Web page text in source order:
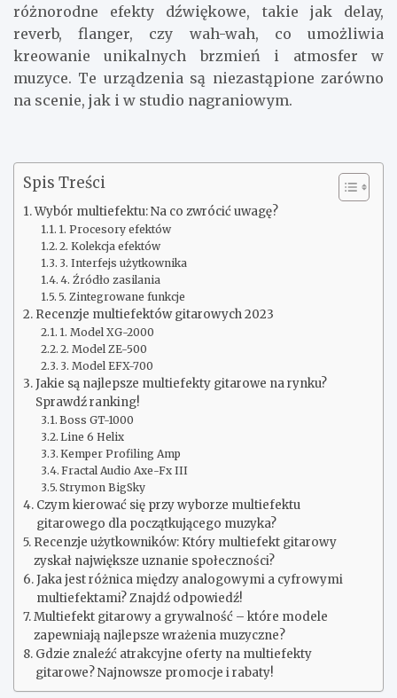
różnorodne efekty dźwiękowe, takie jak delay,
reverb, flanger, czy wah-wah, co umożliwia
kreowanie unikalnych brzmień i atmosfer w
muzyce. Te urządzenia są niezastąpione zarówno
na scenie, jak i w studio nagraniowym.
Spis Treści
Wybór multiefektu: Na co zwrócić uwagę?
1. Procesory efektów
2. Kolekcja efektów
3. Interfejs użytkownika
4. Źródło zasilania
5. Zintegrowane funkcje
Recenzje multiefektów gitarowych 2023
1. Model XG-2000
2. Model ZE-500
3. Model EFX-700
Jakie są najlepsze multiefekty gitarowe na rynku?
Sprawdź ranking!
Boss GT-1000
Line 6 Helix
Kemper Profiling Amp
Fractal Audio Axe-Fx III
Strymon BigSky
Czym kierować się przy wyborze multiefektu
gitarowego dla początkującego muzyka?
Recenzje użytkowników: Który multiefekt gitarowy
zyskał największe uznanie społeczności?
Jaka jest różnica między analogowymi a cyfrowymi
multiefektami? Znajdź odpowiedź!
Multiefekt gitarowy a grywalność – które modele
zapewniają najlepsze wrażenia muzyczne?
Gdzie znaleźć atrakcyjne oferty na multiefekty
gitarowe? Najnowsze promocje i rabaty!